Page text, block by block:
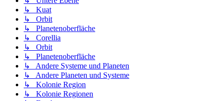
↳ Kuat
↳ Orbit
↳ Planetenoberfläche
↳ Corellia
↳ Orbit
↳ Planetenoberfläche
↳ Andere Systeme und Planeten
↳ Andere Planeten und Systeme
↳ Kolonie Region
↳ Kolonie Regionen